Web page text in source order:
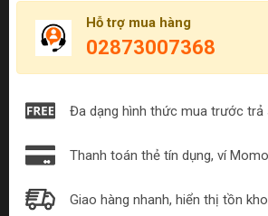
Hỗ trợ mua hàng
02873007368
Đa dạng hình thức mua trước trả
Thanh toán thẻ tín dụng, ví
Giao hàng nhanh, hiển thị tồn